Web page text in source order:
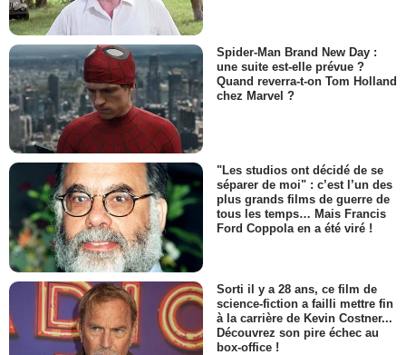
Spider-Man Brand New Day :
une suite est-elle prévue ?
Quand reverra-t-on Tom Holland
chez Marvel ?
"Les studios ont décidé de se
séparer de moi" : c’est l’un des
plus grands films de guerre de
tous les temps… Mais Francis
Ford Coppola en a été viré !
Sorti il y a 28 ans, ce film de
science-fiction a failli mettre fin
à la carrière de Kevin Costner...
Découvrez son pire échec au
box-office !